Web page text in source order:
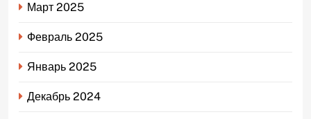
Март 2025
Февраль 2025
Январь 2025
Декабрь 2024